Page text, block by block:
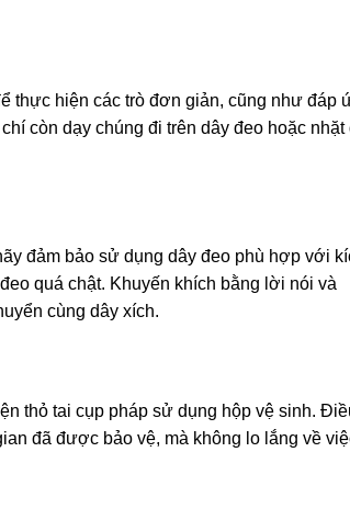
thực hiện các trò đơn giản, cũng như đáp
còn dạy chúng đi trên dây đeo hoặc nhặt
đảm bảo sử dụng dây đeo phù hợp với
quá chật. Khuyến khích bằng lời nói và
cùng dây xích.
thỏ tai cụp pháp sử dụng hộp vệ sinh.
đã được bảo vệ, mà không lo lắng về